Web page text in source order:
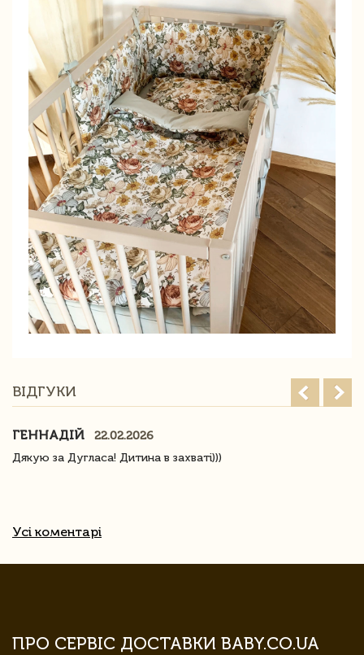
ВІДГУКИ
ГЕННАДІЙ
22.02.2026
Дякую за Дугласа! Дитина в захваті)))
Усі коментарі
ПРО СЕРВІС ДОСТАВКИ BABY.CO.UA